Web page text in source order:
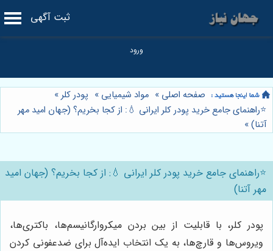
ثبت آگهی
صفحه اصلی » مواد شیمیایی » پودر کلر»
⭐️راهنمای جامع خرید پودر کلر ایرانی 💧: از کجا بخریم؟ (جهان امید مهر
آتنا)»
⭐️راهنمای جامع خرید پودر کلر ایرانی 💧: از کجا بخریم؟ (جهان امید
مهر آتنا)
پودر کلر، با قابلیت از بین بردن میکروارگانیسم‌ها، باکتری‌ها،
ویروس‌ها و قارچ‌ها، به یک انتخاب ایده‌آل برای ضدعفونی کردن